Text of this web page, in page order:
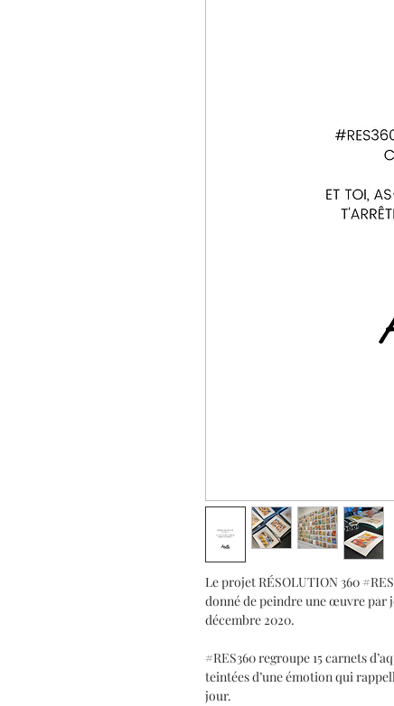
Le projet RÉSOLUTION 360
donné de peindre une œuvre par
décembre 2020.
#RES360 regroupe 15 carnets
teintées d’une émotion qui
jour.